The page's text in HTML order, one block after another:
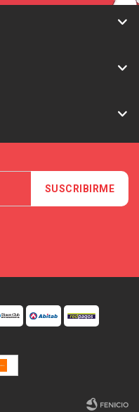
SUSCRIBIRME